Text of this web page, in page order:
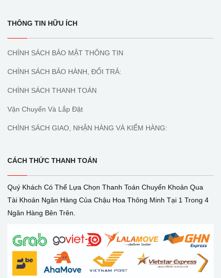
THÔNG TIN HỮU ÍCH
CHÍNH SÁCH BẢO MẬT THÔNG TIN
CHÍNH SÁCH BẢO HÀNH, ĐỔI TRẢ:
CHÍNH SÁCH THANH TOÁN
Vận Chuyển Và Lắp Đặt
CHÍNH SÁCH GIAO, NHẬN HÀNG VÀ KIỂM HÀNG:
CÁCH THỨC THANH TOÁN
Quý Khách Có Thể Lựa Chọn Thanh Toán Chuyển Khoản Qua
Tài Khoản Ngân Hàng Của Chậu Hoa Thông Minh Tại 1 Trong 4
Ngân Hàng Bên Trên.